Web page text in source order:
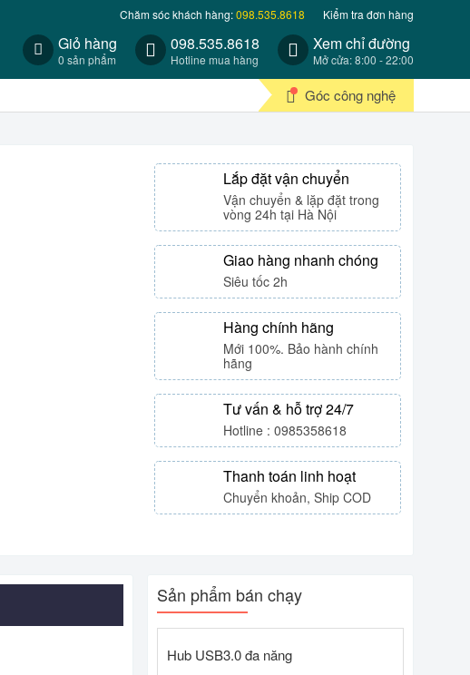
Chăm sóc khách hàng:098.535.8618 Kiểm tra đơn hàng
Giỏ hàng
0 sản phẩm
098.535.8618
Hotline mua hàng
Xem chỉ đường
Mở cửa: 8:00 - 22:00
Góc công nghệ
Lắp đặt vận chuyển
Vận chuyển & lặp đặt trong
vòng 24h tại Hà Nội
Giao hàng nhanh chóng
Siêu tốc 2h
Hàng chính hãng
Mới 100%. Bảo hành chính
hãng
Tư vấn & hỗ trợ 24/7
Hotline : 0985358618
Thanh toán linh hoạt
Chuyển khoản, Ship COD
Sản phẩm bán chạy
Hub USB3.0 đa năng